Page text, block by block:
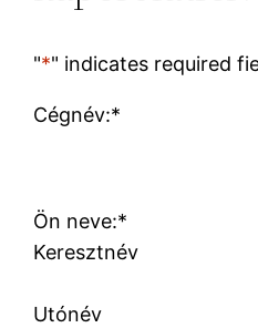
"*" indicates required
Cégnév:*
Ön neve:*
Keresztnév
Utónév